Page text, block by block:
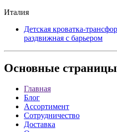
Италия
Детская кроватка-
раздвижная с барьером
Основные страницы
Главная
Блог
Ассортимент
Сотрудничество
Доставка